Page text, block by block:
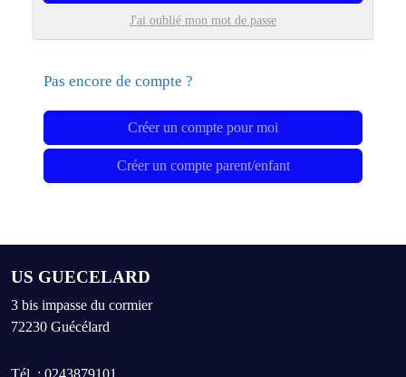
J'ai oublié mon mot de passe
Pas encore de compte ?
Créer un compte pour moi
Créer un compte parent/enfant
US GUECELARD
3 bis impasse du cormier
72230 Guécélard
Tél. : 0243879101